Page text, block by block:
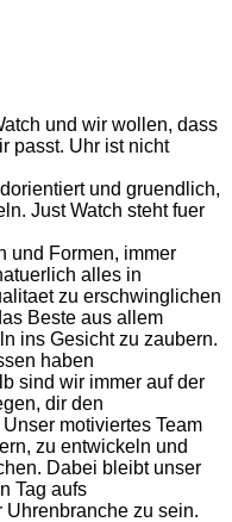
und wir wollen, dass
passt. Uhr ist nicht
und gruendlich,
Just Watch steht fuer
und Formen, immer
alles in
zu erschwinglichen
Beste aus allem
ins Gesicht zu zaubern.
haben
sind wir immer auf der
dir den
motiviertes Team
zu entwickeln und
Dabei bleibt unser
Tag aufs
Uhrenbranche zu sein.